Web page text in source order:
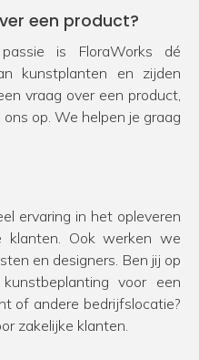
een product?
is FloraWorks dé
kunstplanten en zijden
vraag over een product,
ons op. We helpen je graag
ervaring in het opleveren
klanten. Ook werken we
en designers. Ben jij op
voor een
of andere bedrijfslocatie?
zakelijke klanten.